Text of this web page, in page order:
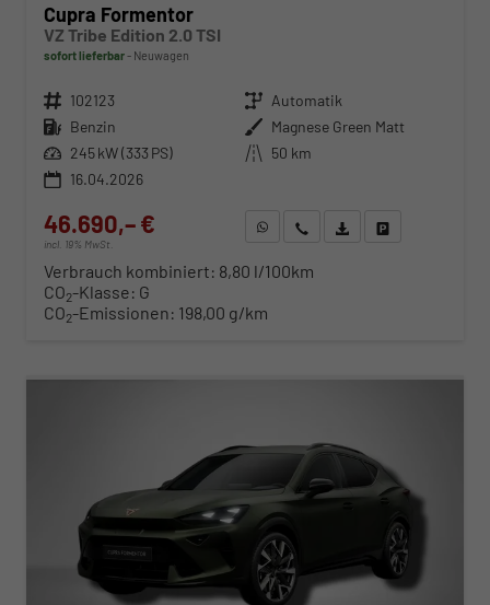
Cupra Formentor
VZ Tribe Edition 2.0 TSI
sofort lieferbar Neuwagen
Fahrzeugnr. 102123 Getriebe Automatik
Kraftstoff Benzin Außenfarbe Magnese Green Matt
Leistung 245 kW (333 PS) Kilometerstand 50 km
16.04.2026
46.690,– €
incl. 19% MwSt.
WhatsApp anfragen
Wir rufen Sie anFahrzeugexposé (PDF)
Verbrauch kombiniert: 8,80 l/100km
CO2-Klasse: G
CO2-Emissionen: 198,00 g/km